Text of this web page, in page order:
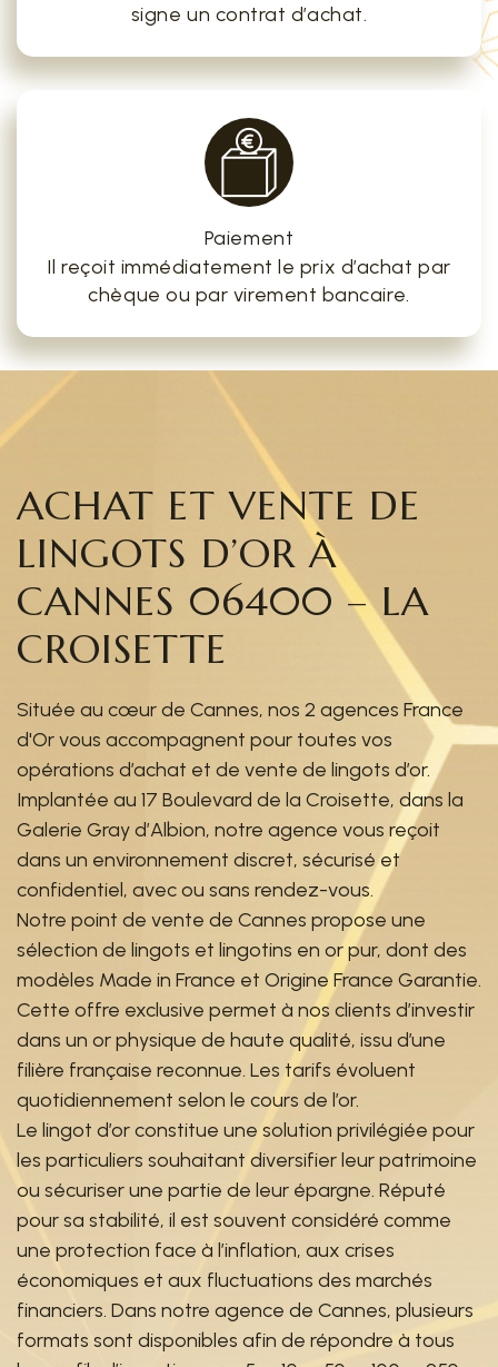
signe un contrat d’achat.
Paiement
Il reçoit immédiatement le prix d’achat par
chèque ou par virement bancaire.
ACHAT ET VENTE DE
LINGOTS D’OR À
CANNES 06400 – LA
CROISETTE
Située au cœur de Cannes, nos 2 agences France
d'Or vous accompagnent pour toutes vos
opérations d’achat et de vente de lingots d’or.
Implantée au 17 Boulevard de la Croisette, dans la
Galerie Gray d’Albion, notre agence vous reçoit
dans un environnement discret, sécurisé et
confidentiel, avec ou sans rendez-vous.
Notre point de vente de Cannes propose une
sélection de lingots et lingotins en or pur, dont des
modèles Made in France et Origine France Garantie.
Cette offre exclusive permet à nos clients d’investir
dans un or physique de haute qualité, issu d’une
filière française reconnue. Les tarifs évoluent
quotidiennement selon le cours de l’or.
Le lingot d’or constitue une solution privilégiée pour
les particuliers souhaitant diversifier leur patrimoine
ou sécuriser une partie de leur épargne. Réputé
pour sa stabilité, il est souvent considéré comme
une protection face à l’inflation, aux crises
économiques et aux fluctuations des marchés
financiers. Dans notre agence de Cannes, plusieurs
formats sont disponibles afin de répondre à tous